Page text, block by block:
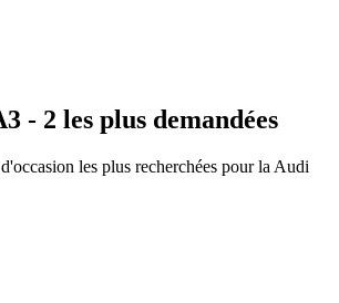
- 2 les plus demandées
les plus recherchées pour la Audi